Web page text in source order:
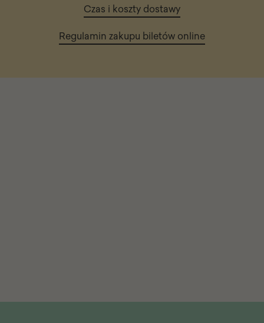
Czas i koszty dostawy
Regulamin zakupu biletów online
Stopka